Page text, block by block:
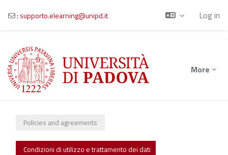
Skip to main content
: supporto.elearning@unipd.it Log in
More
Policies and agreements
Condizioni di utilizzo e trattamento dei dati